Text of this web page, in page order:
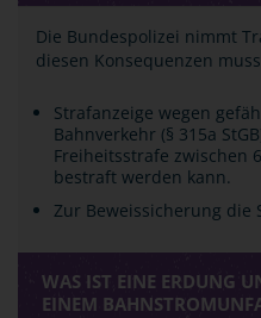
Die Bundespolizei nimmt
diesen Konsequenzen
Strafanzeige wegen
Bahnverkehr (§ 315a
Freiheitsstrafe zwischen
bestraft werden kann.
Zur Beweissicherung die
WAS IST EINE ERDUNG
EINEM